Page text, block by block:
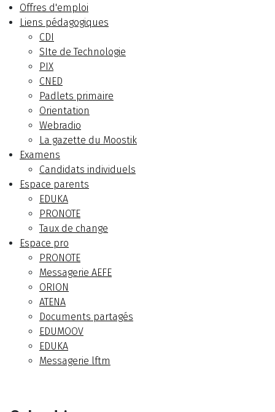
Offres d'emploi
Liens pédagogiques
CDI
SIte de Technologie
PIX
CNED
Padlets primaire
Orientation
Webradio
La gazette du Moostik
Examens
Candidats individuels
Espace parents
EDUKA
PRONOTE
Taux de change
Espace pro
PRONOTE
Messagerie AEFE
ORION
ATENA
Documents partagés
EDUMOOV
EDUKA
Messagerie lftm